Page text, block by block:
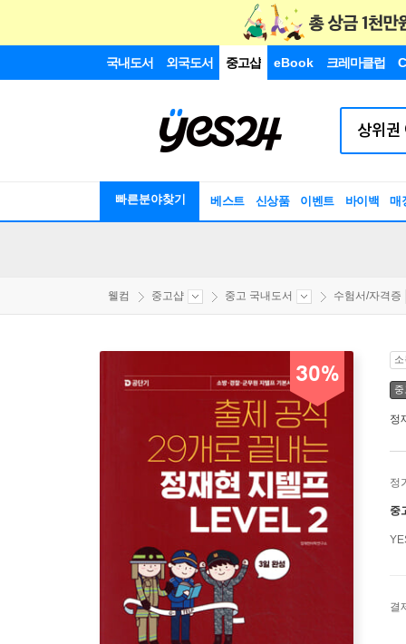
국내도서 외국도서 중고샵 eBook 크레마클럽
빠른분야찾기 베스트 신상품 이벤트 바이백 매
웰컴 중고샵 중고 국내도서 수험서/자격증
30%
정
정
중
결